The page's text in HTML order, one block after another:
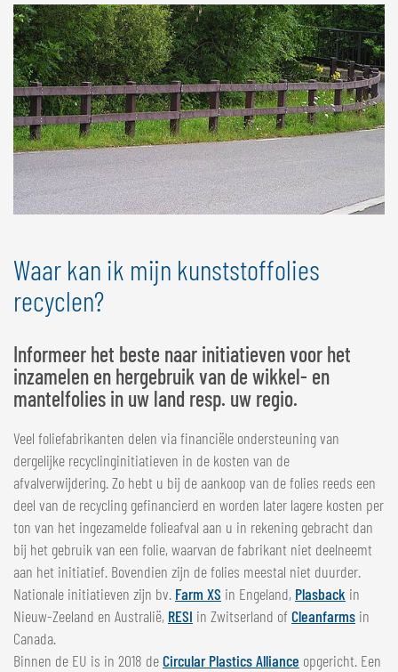
Waar kan ik mijn kunststoffolies
recyclen?
Informeer het beste naar initiatieven voor het
inzamelen en hergebruik van de wikkel- en
mantelfolies in uw land resp. uw regio.
Veel foliefabrikanten delen via financiële ondersteuning van
dergelijke recyclinginitiatieven in de kosten van de
afvalverwijdering. Zo hebt u bij de aankoop van de folies reeds een
deel van de recycling gefinancierd en worden later lagere kosten per
ton van het ingezamelde folieafval aan u in rekening gebracht dan
bij het gebruik van een folie, waarvan de fabrikant niet deelneemt
aan het initiatief. Bovendien zijn de folies meestal niet duurder.
Nationale initiatieven zijn bv. Farm XS in Engeland, Plasback in
Nieuw-Zeeland en Australië, RESI in Zwitserland ofCleanfarms in
Canada.
Binnen de EU is in 2018 deCircular Plastics Alliance opgericht. Een